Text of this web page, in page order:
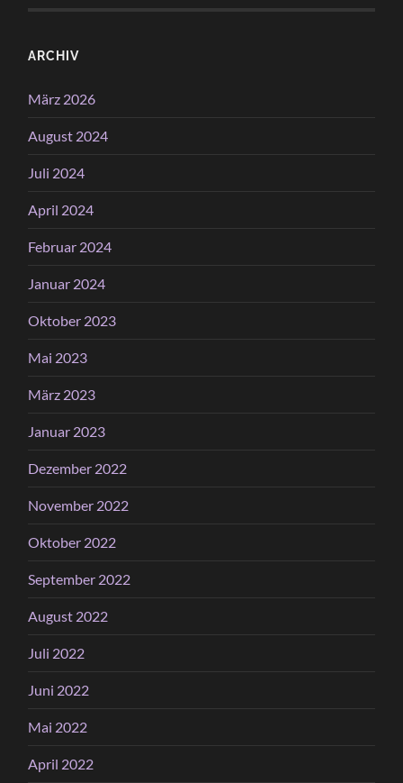
ARCHIV
März 2026
August 2024
Juli 2024
April 2024
Februar 2024
Januar 2024
Oktober 2023
Mai 2023
März 2023
Januar 2023
Dezember 2022
November 2022
Oktober 2022
September 2022
August 2022
Juli 2022
Juni 2022
Mai 2022
April 2022